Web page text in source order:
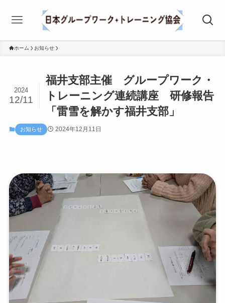
ホーム お知らせ
福井支部主催 グループワーク・
トレーニング連続講座 研修報告
「雷雪を解かす福井支部」
2024
12/11
お知らせ 2024年12月11日